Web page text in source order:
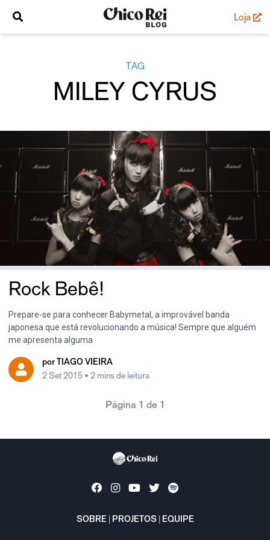
Loja
TAG
MILEY CYRUS
Rock Bebê!
Prepare-se para conhecer Babymetal, a improvável banda
japonesa que está revolucionando a música! Sempre que alguém
me apresenta alguma
por TIAGO VIEIRA
2 Set 2015 • 2 mins de leitura
Página 1 de 1
SOBRE PROJETOS EQUIPE